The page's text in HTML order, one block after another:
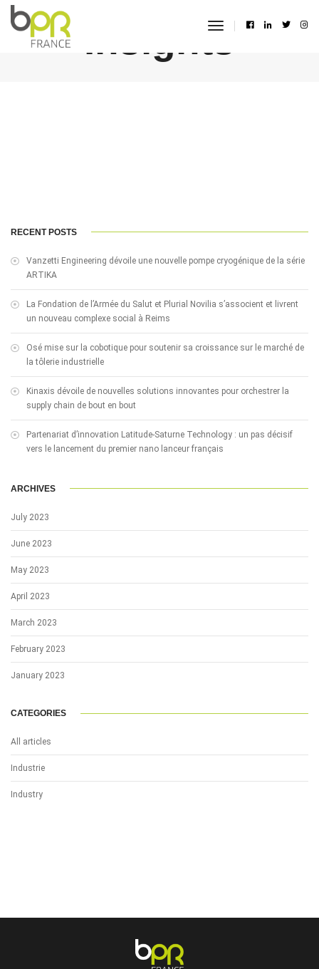
toggle
Insights
RECENT POSTS
Vanzetti Engineering dévoile une nouvelle pompe cryogénique de la série
ARTIKA
La Fondation de l’Armée du Salut et Plurial Novilia s’associent et livrent
un nouveau complexe social à Reims
Osé mise sur la cobotique pour soutenir sa croissance sur le marché de
la tôlerie industrielle
Kinaxis dévoile de nouvelles solutions innovantes pour orchestrer la
supply chain de bout en bout
Partenariat d’innovation Latitude-Saturne Technology : un pas décisif
vers le lancement du premier nano lanceur français
ARCHIVES
July 2023
June 2023
May 2023
April 2023
March 2023
February 2023
January 2023
CATEGORIES
All articles
Industrie
Industry